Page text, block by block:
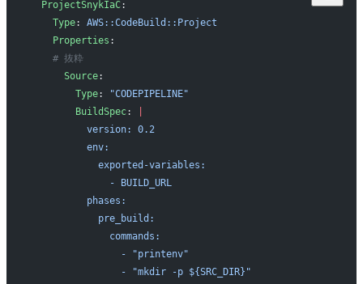
  ProjectSnykIaC
:
    Type
: AWS::CodeBuild::Project
    Properties
:
    # 抜粋
      Source
:
        Type
:
"CODEPIPELINE"
        BuildSpec
:
          version: 0.2
          env:
            exported-variables:
              - BUILD_URL
          phases:
            pre_build:
              commands:
                - "printenv"
                - "mkdir -p ${SRC_DIR}"